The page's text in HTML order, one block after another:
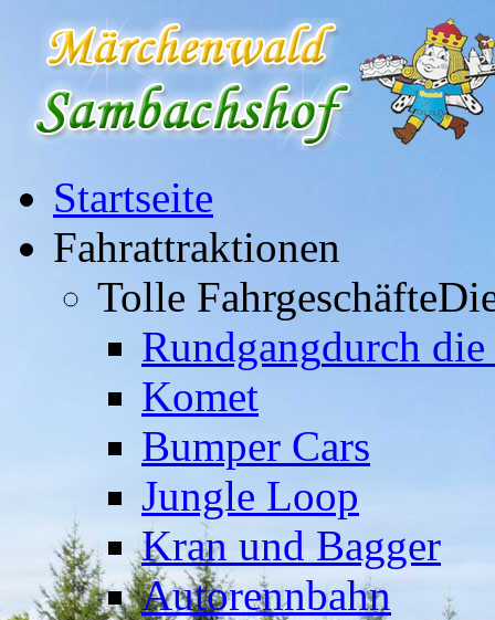
Startseite
Fahrattraktionen
Tolle Fahrgeschäfte
Rundgangdurch die
Komet
Bumper Cars
Jungle Loop
Kran und Bagger
Autorennbahn